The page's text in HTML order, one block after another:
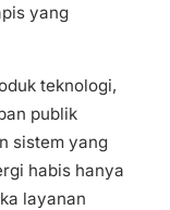
yang
teknologi,
publik
sistem yang
habis hanya
layanan